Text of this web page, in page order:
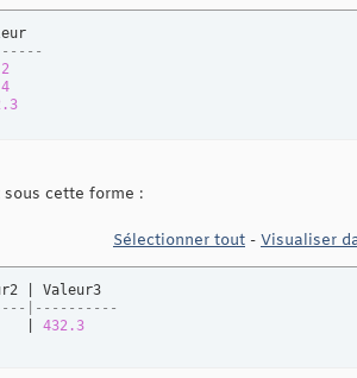
cette forme :
Sélectionner tout - Visualiser
|----------
432.3